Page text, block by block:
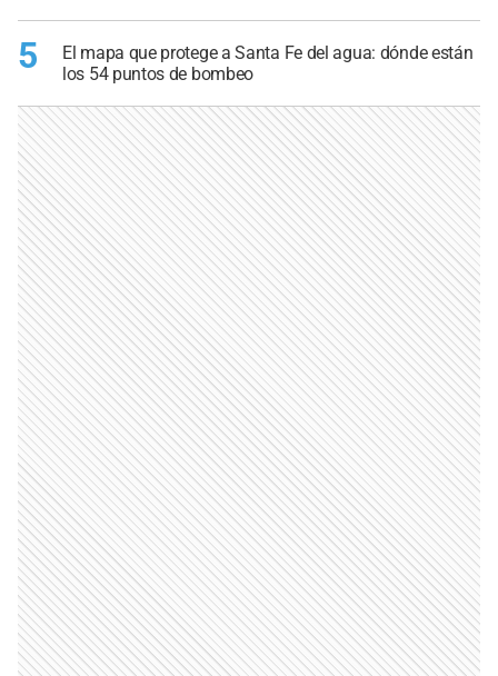
5
El mapa que protege a Santa Fe del agua: dónde están
los 54 puntos de bombeo